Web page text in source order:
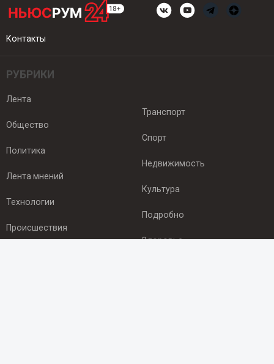
Контакты
РУБРИКИ
Лента
Общество
Политика
Лента мнений
Технологии
Происшествия
Транспорт
Спорт
Недвижимость
Культура
Подробно
Здоровье